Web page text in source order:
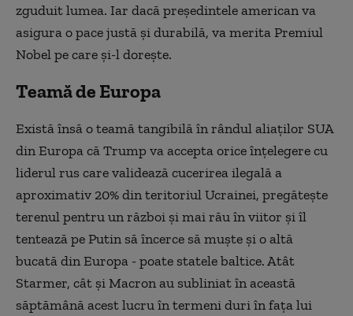
zguduit lumea. Iar dacă preşedintele american va
asigura o pace justă şi durabilă, va merita Premiul
Nobel pe care şi-l doreşte.
Teamă de Europa
Există însă o teamă tangibilă în rândul aliaţilor SUA
din Europa că Trump va accepta orice înţelegere cu
liderul rus care validează cucerirea ilegală a
aproximativ 20% din teritoriul Ucrainei, pregăteşte
terenul pentru un război şi mai rău în viitor şi îl
tentează pe Putin să încerce să muşte şi o altă
bucată din Europa - poate statele baltice. Atât
Starmer, cât şi Macron au subliniat în această
săptămână acest lucru în termeni duri în faţa lui